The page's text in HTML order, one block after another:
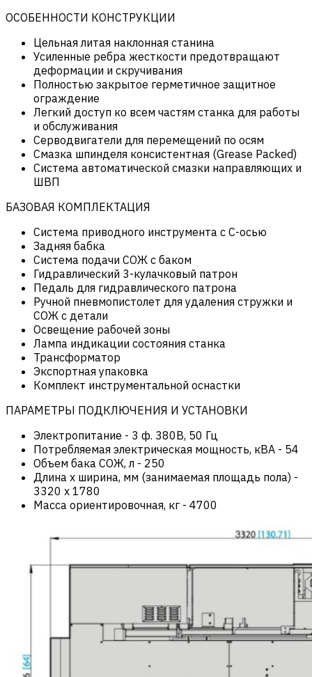
ОСОБЕННОСТИ КОНСТРУКЦИИ
Цельная литая наклонная станина
Усиленные ребра жесткости предотвращают
деформации и скручивания
Полностью закрытое герметичное защитное
ограждение
Легкий доступ ко всем частям станка для работы
и обслуживания
Серводвигатели для перемещений по осям
Смазка шпинделя консистентная (Grease Packed)
Система автоматической смазки направляющих и
ШВП
БАЗОВАЯ КОМПЛЕКТАЦИЯ
Система приводного инструмента с С-осью
Задняя бабка
Система подачи СОЖ с баком
Гидравлический 3-кулачковый патрон
Педаль для гидравлического патрона
Ручной пневмопистолет для удаления стружки и
СОЖ с детали
Освещение рабочей зоны
Лампа индикации состояния станка
Трансформатор
Экспортная упаковка
Комплект инструментальной оснастки
ПАРАМЕТРЫ ПОДКЛЮЧЕНИЯ И УСТАНОВКИ
Электропитание - 3 ф. 380В, 50 Гц
Потребляемая электрическая мощность, кВА - 54
Объем бака СОЖ, л - 250
Длина х ширина, мм (занимаемая площадь пола) -
3320 x 1780
Масса ориентировочная, кг - 4700